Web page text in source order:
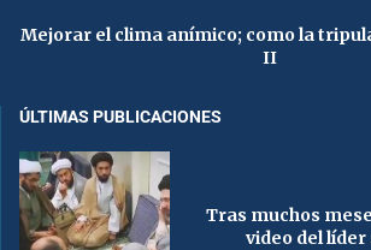
Mejorar el clima anímico; como la
II
ÚLTIMAS PUBLICACIONES
Tras muchos
video del